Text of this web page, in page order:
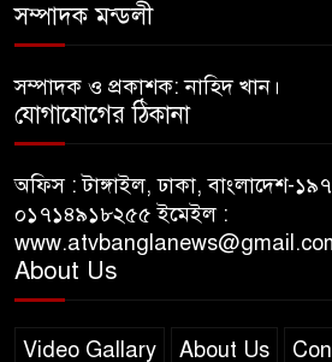
সম্পাদক মন্ডলী
সম্পাদক ও প্রকাশক: নাহিদ খান।
যোগাযোগের ঠিকানা
অফিস : টাঙ্গাইল, ঢাকা, বাংলাদেশ-
০১৭১৪৯১৮২৫৫ ইমেইল :
About Us
Video Gallary About Us